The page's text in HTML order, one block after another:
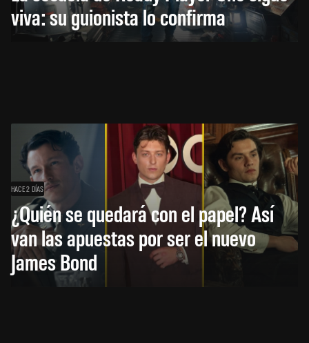
viva: su guionista lo confirma
HACE 2 DÍAS
¿Quién se quedará con el papel? Así
van las apuestas por ser el nuevo
James Bond